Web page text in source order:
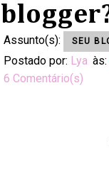
Assunto(s): SEU
Postado por: Lya às:
6 Comentário(s)